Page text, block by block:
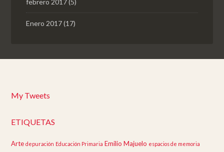
febrero 2017(5)
Enero 2017(17)
My Tweets
ETIQUETAS
Arte depuración Educación Primaria Emilio Majuelo espacios de memoria